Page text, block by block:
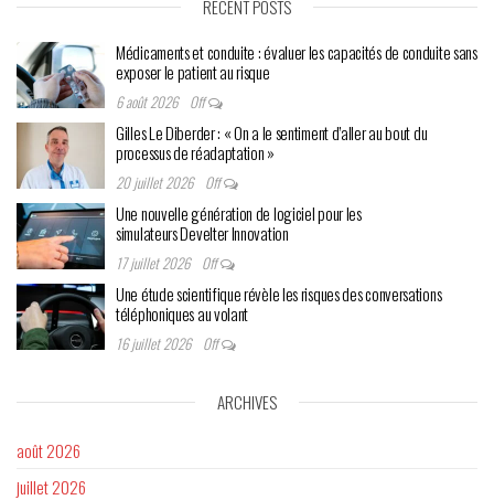
RECENT POSTS
Médicaments et conduite : évaluer les capacités de conduite sans
exposer le patient au risque
6 août 2026 Off
Gilles Le Diberder : « On a le sentiment d’aller au bout du
processus de réadaptation »
20 juillet 2026 Off
Une nouvelle génération de logiciel pour les
simulateurs Develter Innovation
17 juillet 2026 Off
Une étude scientifique révèle les risques des conversations
téléphoniques au volant
16 juillet 2026 Off
ARCHIVES
août 2026
juillet 2026